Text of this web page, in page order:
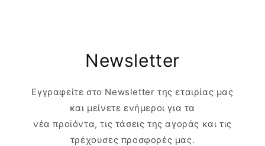
Newsletter
Εγγραφείτε στο Newsletter της εταιρίας μας
και μείνετε ενήμεροι για τα
νέα προϊόντα, τις τάσεις της αγοράς και τις
τρέχουσες προσφορές μας.